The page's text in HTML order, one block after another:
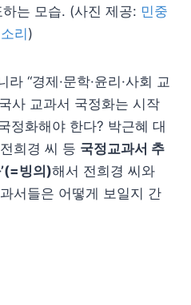
하는 모습. (사진 제공: 민중
리)
“경제·문학·윤리·사회 교
사 교과서 국정화는 시작
정화해야 한다? 박근혜 대
희경 씨 등 국정교과서 추
빙의)해서 전희경 씨와
서들은 어떻게 보일지 간